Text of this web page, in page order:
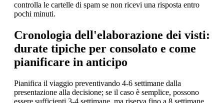
controlla le cartelle di spam se non ricevi una risposta entro
pochi minuti.
Cronologia dell'elaborazione dei visti:
durate tipiche per consolato e come
pianificare in anticipo
Pianifica il viaggio preventivando 4-6 settimane dalla
presentazione alla decisione; se il caso è semplice, possono
essere sufficienti 3-4 settimane, ma riserva fino a 8 settimane